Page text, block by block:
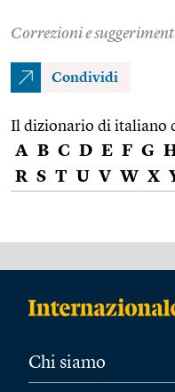
Correzioni e
Condividi
Il dizionario di italiano
A B C D E F G
R S T U V W X
Chi siamo